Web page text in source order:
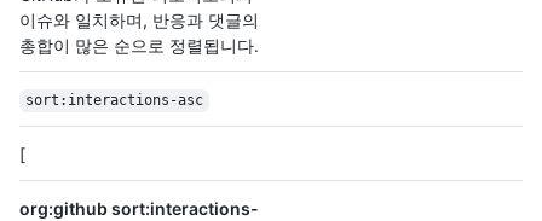
이슈와 일치하며, 반응과 댓글의
총합이 많은 순으로 정렬됩니다.
sort:interactions-asc
[
org:github sort:interactions-